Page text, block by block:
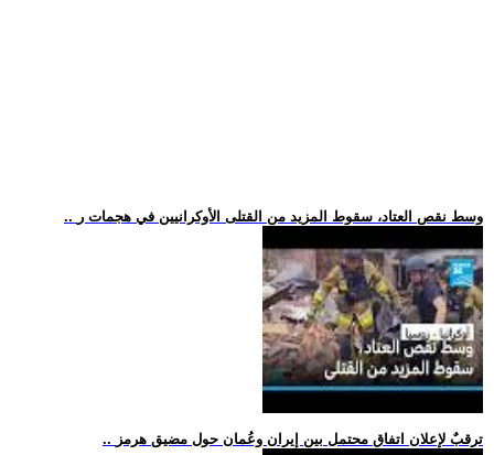
.. وسط نقص العتاد، سقوط المزيد من القتلى الأوكرانيين في هجمات ر
.. ترقبٌ لإعلان اتفاق محتمل بين إيران وعُمان حول مضيق هرمز